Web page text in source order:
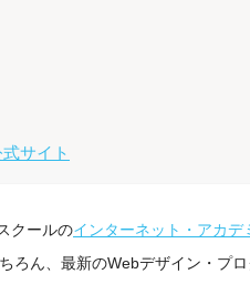
サイト
クールのインターネット・アカデ
ろん、最新のWebデザイン・プ